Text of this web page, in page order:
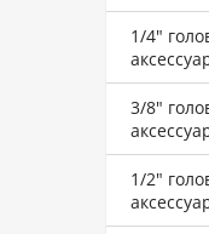
1/4"
3/8"
1/2"